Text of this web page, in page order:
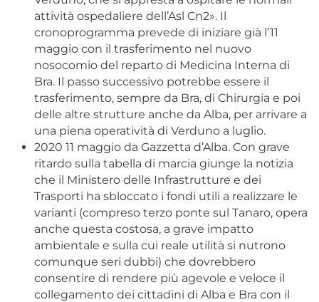
attività ospedaliere dell’Asl Cn2». Il
cronoprogramma prevede di iniziare già l’11
maggio con il trasferimento nel nuovo
nosocomio del reparto di Medicina Interna di
Bra. Il passo successivo potrebbe essere il
trasferimento, sempre da Bra, di Chirurgia e poi
delle altre strutture anche da Alba, per arrivare a
una piena operatività di Verduno a luglio.
2020 11 maggio da Gazzetta d’Alba. Con grave
ritardo sulla tabella di marcia giunge la notizia
che il Ministero delle Infrastrutture e dei
Trasporti ha sbloccato i fondi utili a realizzare le
varianti (compreso terzo ponte sul Tanaro, opera
anche questa costosa, a grave impatto
ambientale e sulla cui reale utilità si nutrono
comunque seri dubbi) che dovrebbero
consentire di rendere più agevole e veloce il
collegamento dei cittadini di Alba e Bra con il